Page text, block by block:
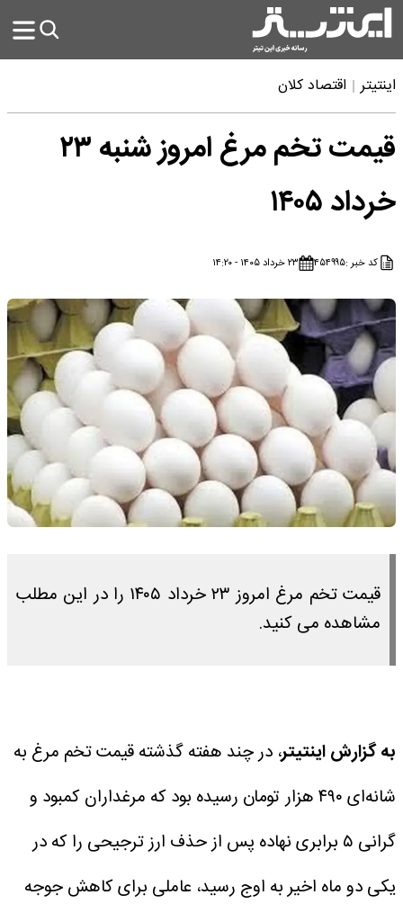
اینتیتر اقتصاد کلان
قیمت تخم مرغ امروز شنبه ۲۳
خرداد ۱۴۰۵
کد خبر :۴۵۴۹۹۵ ۲۳ خرداد ۱۴۰۵ - ۱۴:۲۰
قیمت تخم مرغ امروز ۲۳ خرداد ۱۴۰۵ را در این مطلب
مشاهده می کنید.
به گزارش اینتیتر، در چند هفته گذشته قیمت تخم مرغ به
شانه‌ای ۴۹۰ هزار تومان رسیده بود که مرغداران کمبود و
گرانی ۵ برابری نهاده پس از حذف ارز ترجیحی را که در
یکی دو ماه اخیر به اوج رسید، عاملی برای کاهش جوجه